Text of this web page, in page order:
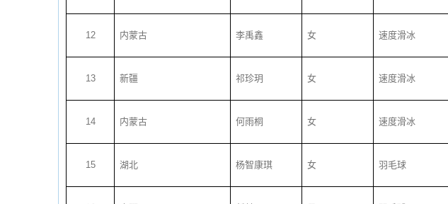
12 内蒙古 李禹鑫 女 速度滑冰
13 新疆 祁珍玥 女 速度滑冰
14 内蒙古 何雨桐 女 速度滑冰
15 湖北 杨智康琪 女 羽毛球